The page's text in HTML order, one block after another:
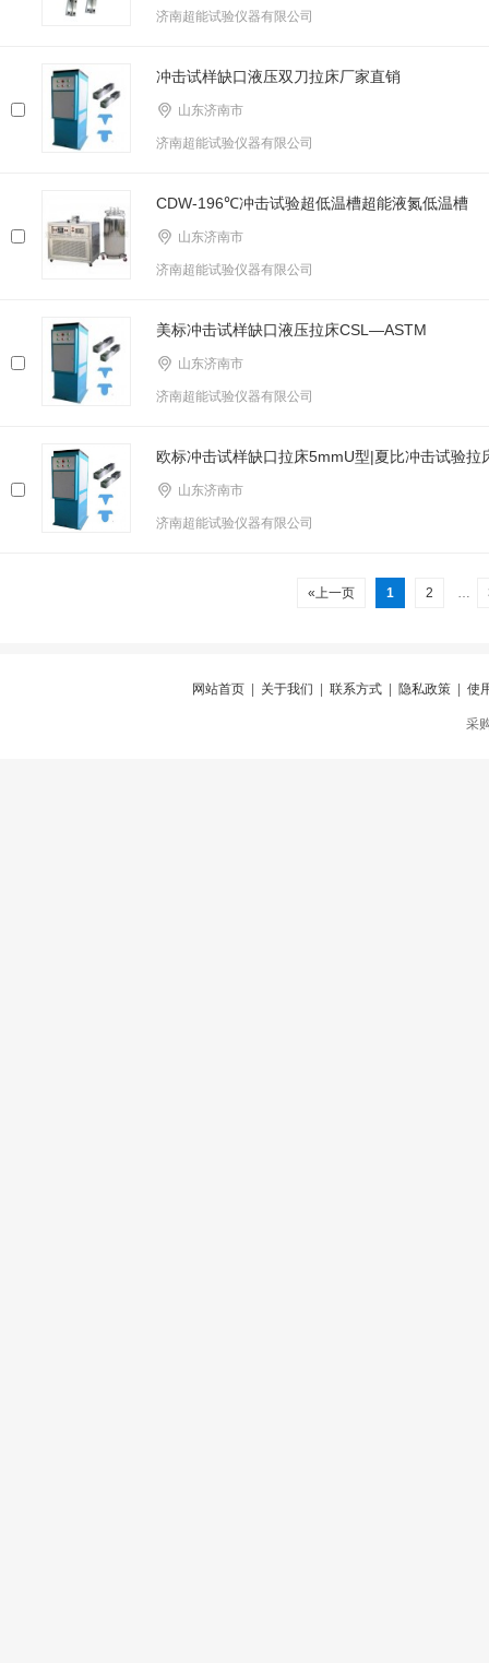
济南超能试验仪器有限公司
冲击试样缺口液压双刀拉床厂家直销
山东济南市
济南超能试验仪器有限公司
CDW-196℃冲击试验超低温槽超能液氮低温槽
山东济南市
济南超能试验仪器有限公司
美标冲击试样缺口液压拉床CSL—ASTM
山东济南市
济南超能试验仪器有限公司
欧标冲击试样缺口拉床5mmU型|夏比冲击试验拉
山东济南市
济南超能试验仪器有限公司
«上一页 1 2 …
网站首页| 关于我们 联系方式| 隐私政策| 使
采